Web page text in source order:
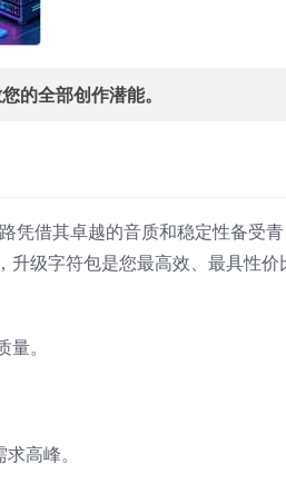
的全部创作潜能。
凭借其卓越的音质和稳定性备受青
升级字符包是您最高效、最具性价
。
高峰。